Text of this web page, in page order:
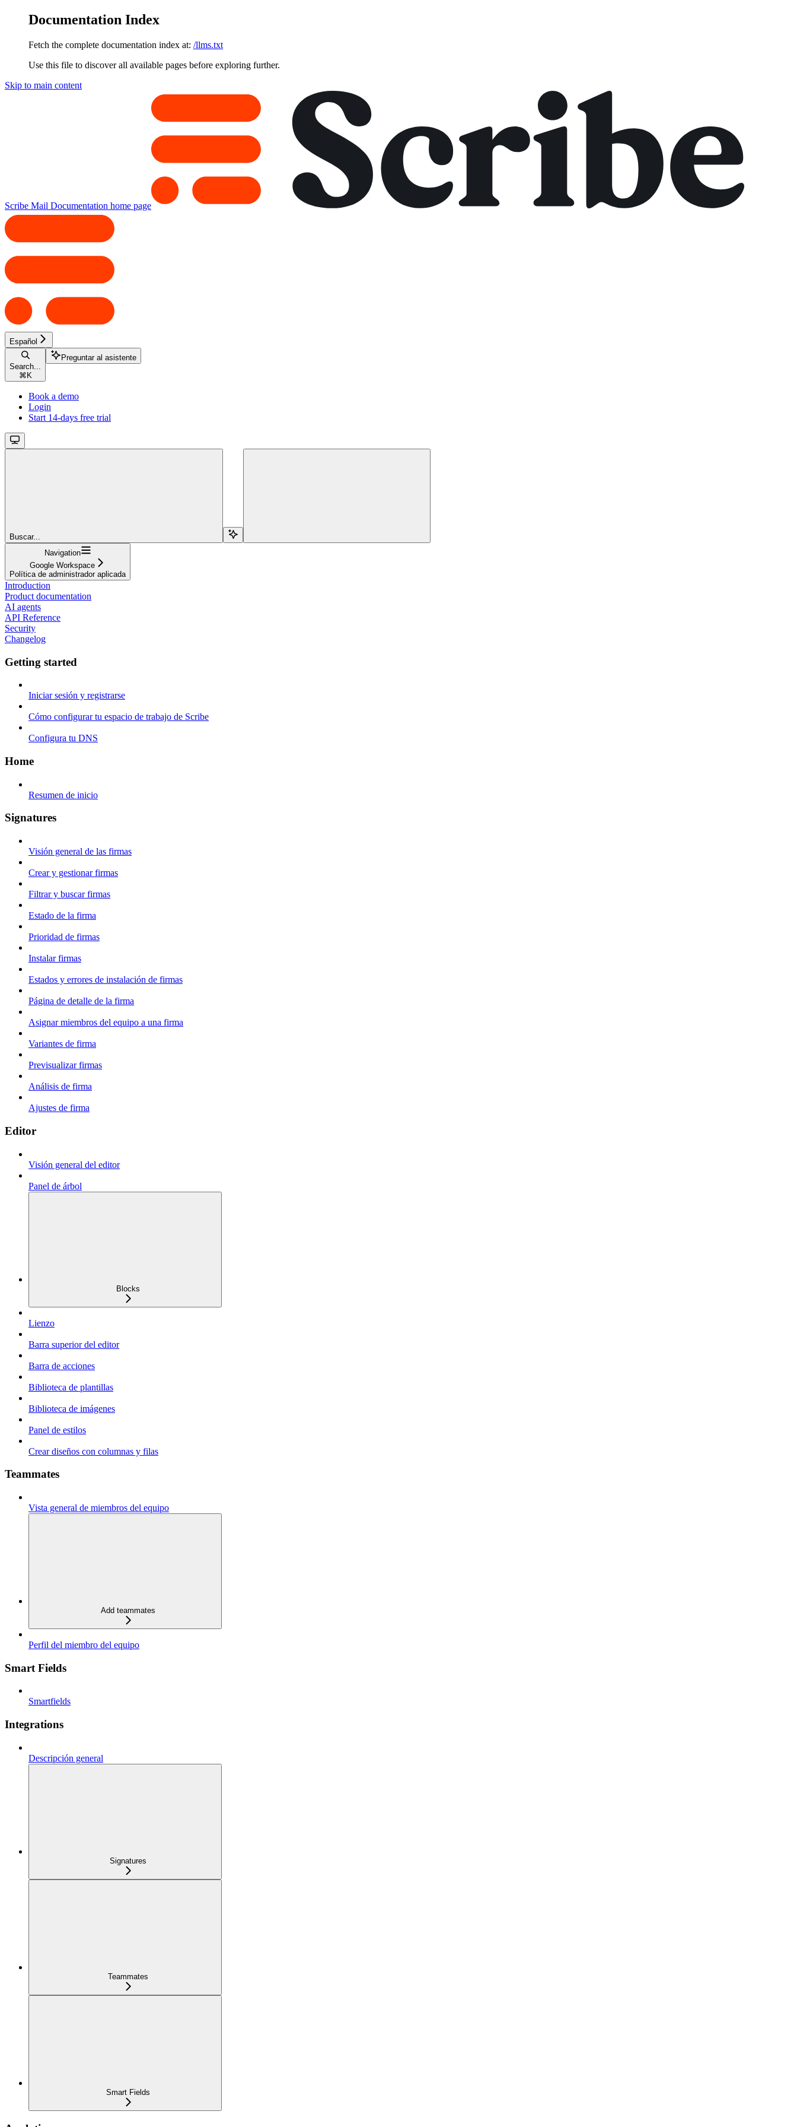
Documentation Index
Fetch the complete documentation index at: /llms.txt
Use this file to discover all available pages before exploring further.
Skip to main content
Scribe Mail Documentation home page
Español
Search...
⌘ K
Preguntar al asistente
Book a demo
Login
Start 14-days free trial
Buscar...
Navigation
Google Workspace
Política de administrador aplicada
Introduction
Product documentation
AI agents
API Reference
Security
Changelog
Getting started
Iniciar sesión y registrarse
Cómo configurar tu espacio de trabajo de Scribe
Configura tu DNS
Home
Resumen de inicio
Signatures
Visión general de las firmas
Crear y gestionar firmas
Filtrar y buscar firmas
Estado de la firma
Prioridad de firmas
Instalar firmas
Estados y errores de instalación de firmas
Página de detalle de la firma
Asignar miembros del equipo a una firma
Variantes de firma
Previsualizar firmas
Análisis de firma
Ajustes de firma
Editor
Visión general del editor
Panel de árbol
Blocks
Lienzo
Barra superior del editor
Barra de acciones
Biblioteca de plantillas
Biblioteca de imágenes
Panel de estilos
Crear diseños con columnas y filas
Teammates
Vista general de miembros del equipo
Add teammates
Perfil del miembro del equipo
Smart Fields
Smartfields
Integrations
Descripción general
Signatures
Teammates
Smart Fields